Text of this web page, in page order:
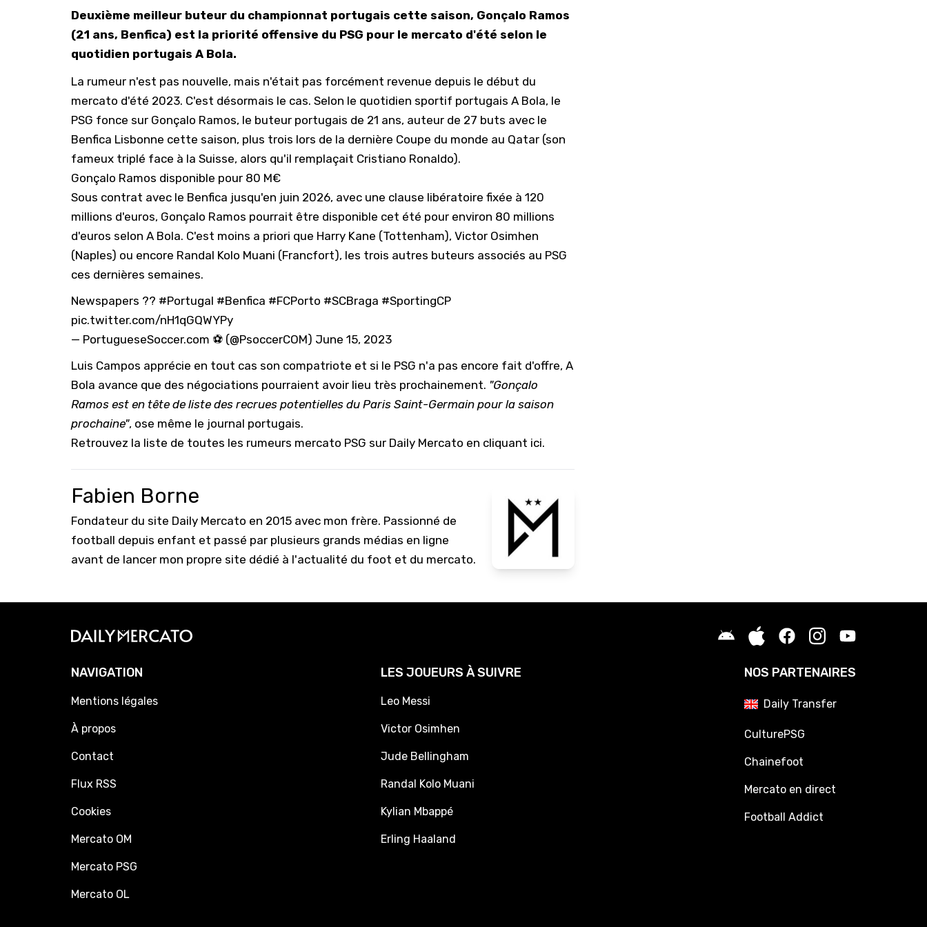
Deuxième meilleur buteur du championnat portugais cette saison, Gonçalo Ramos
(21 ans, Benfica) est la priorité offensive du PSG pour le mercato d'été selon le
quotidien portugais A Bola.
La rumeur n'est pas nouvelle, mais n'était pas forcément revenue depuis le début du
mercato d'été 2023. C'est désormais le cas. Selon le quotidien sportif portugais A Bola, le
PSG fonce sur Gonçalo Ramos, le buteur portugais de 21 ans, auteur de 27 buts avec le
Benfica Lisbonne cette saison, plus trois lors de la dernière Coupe du monde au Qatar (son
fameux triplé face à la Suisse, alors qu'il remplaçait Cristiano Ronaldo).
Gonçalo Ramos disponible pour 80 M€
Sous contrat avec le Benfica jusqu'en juin 2026, avec une clause libératoire fixée à 120
millions d'euros, Gonçalo Ramos pourrait être disponible cet été pour environ 80 millions
d'euros selon A Bola. C'est moins a priori que Harry Kane (Tottenham), Victor Osimhen
(Naples) ou encore Randal Kolo Muani (Francfort), les trois autres buteurs associés au PSG
ces dernières semaines.
Newspapers ?? #Portugal #Benfica #FCPorto #SCBraga #SportingCP
pic.twitter.com/nH1qGQWYPy
— PortugueseSoccer.com ⚽️ (@PsoccerCOM) June 15, 2023
Luis Campos apprécie en tout cas son compatriote et si le PSG n'a pas encore fait d'offre, A
Bola avance que des négociations pourraient avoir lieu très prochainement. "Gonçalo
Ramos est en tête de liste des recrues potentielles du Paris Saint-Germain pour la saison
prochaine", ose même le journal portugais.
Retrouvez la liste de toutes les rumeurs mercato PSG sur Daily Mercato en cliquant ici.
Fabien Borne
Fondateur du site Daily Mercato en 2015 avec mon frère. Passionné de
football depuis enfant et passé par plusieurs grands médias en ligne
avant de lancer mon propre site dédié à l'actualité du foot et du mercato.
NAVIGATION
Mentions légales
À propos
Contact
Flux RSS
Cookies
Mercato OM
Mercato PSG
Mercato OL
LES JOUEURS À SUIVRE
Leo Messi
Victor Osimhen
Jude Bellingham
Randal Kolo Muani
Kylian Mbappé
Erling Haaland
NOS PARTENAIRES
Daily Transfer
CulturePSG
Chainefoot
Mercato en direct
Football Addict